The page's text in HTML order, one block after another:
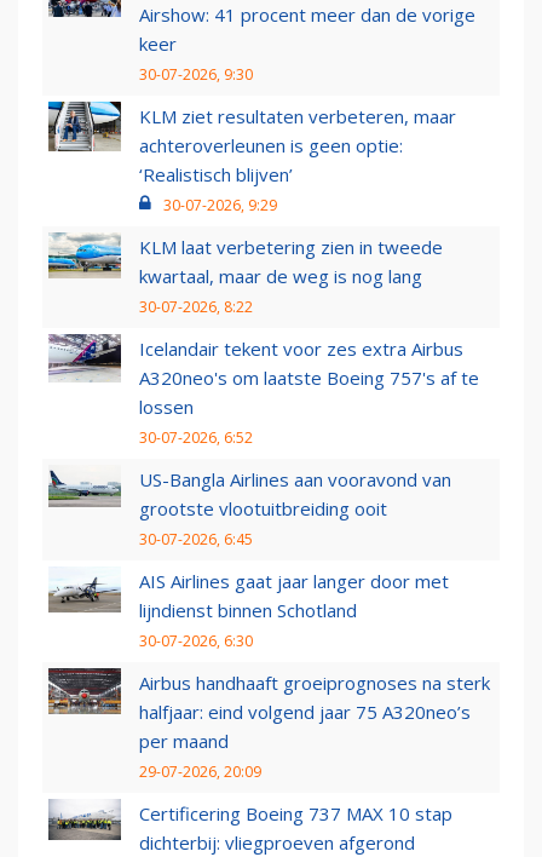
Airshow: 41 procent meer dan de vorige
keer
30-07-2026, 9:30
KLM ziet resultaten verbeteren, maar
achteroverleunen is geen optie:
‘Realistisch blijven’
30-07-2026, 9:29
KLM laat verbetering zien in tweede
kwartaal, maar de weg is nog lang
30-07-2026, 8:22
Icelandair tekent voor zes extra Airbus
A320neo's om laatste Boeing 757's af te
lossen
30-07-2026, 6:52
US-Bangla Airlines aan vooravond van
grootste vlootuitbreiding ooit
30-07-2026, 6:45
AIS Airlines gaat jaar langer door met
lijndienst binnen Schotland
30-07-2026, 6:30
Airbus handhaaft groeiprognoses na sterk
halfjaar: eind volgend jaar 75 A320neo’s
per maand
29-07-2026, 20:09
Certificering Boeing 737 MAX 10 stap
dichterbij: vliegproeven afgerond